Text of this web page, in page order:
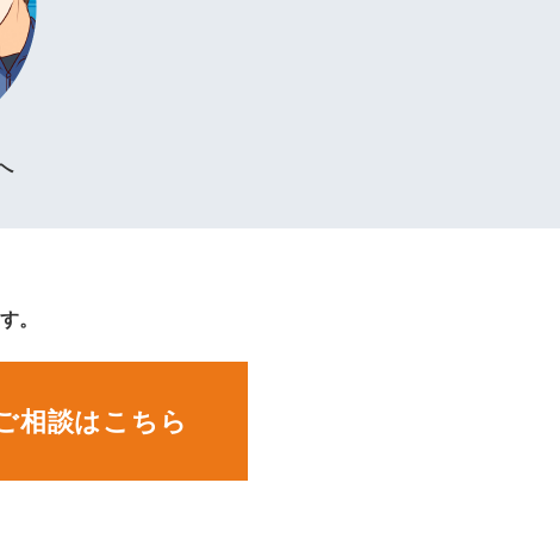
。
相談はこちら